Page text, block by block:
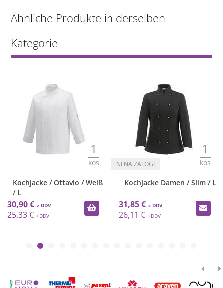
Ähnliche Produkte in derselben
Kategorie
1
kos
Kochjacke / Ottavio / Weiß
/ L
30,90 €
25,33 €
1
kos
Kochjacke Damen / Slim / L
31,85 €
26,11 €